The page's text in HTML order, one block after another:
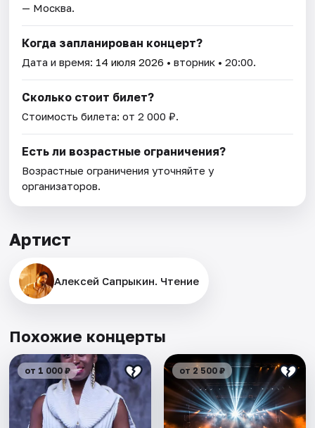
— Москва.
Когда запланирован концерт?
Дата и время: 14 июля 2026 • вторник • 20:00.
Сколько стоит билет?
Стоимость билета: от 2 000 ₽.
Есть ли возрастные ограничения?
Возрастные ограничения уточняйте у
организаторов.
Артист
Алексей Сапрыкин. Чтение
Похожие концерты
от 1 000 ₽ от 2 500 ₽